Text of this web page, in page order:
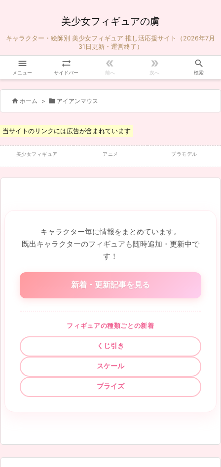
美少女フィギュアの虜
キャラクター・絵師別 美少女フィギュア 推し活応援サイト（2026年7月
31日更新・運営終了）

メニュー

サイドバー

前へ

次へ

検索
 ホーム >  アイアンマウス
当サイトのリンクには広告が含まれています
美少女フィギュア アニメ プラモデル
キャラクター毎に情報をまとめています。
既出キャラクターのフィギュアも随時追加・更新中で
す！
新着・更新記事を見る
フィギュアの種類ごとの新着
くじ引き
スケール
プライズ